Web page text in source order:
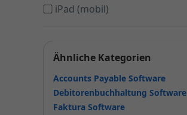
iPad (mobil)
Ähnliche Kategorien
Accounts Payable Software
Debitorenbuchhaltung Software
Faktura Software